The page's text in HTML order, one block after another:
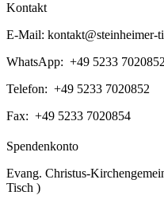
Kontakt
E-Mail: kontakt@steinheimer-
WhatsApp: +49 5233 7020852
Telefon: +49 5233 7020852
Fax: +49 5233 7020854
Spendenkonto
Evang. Christus-
Tisch )